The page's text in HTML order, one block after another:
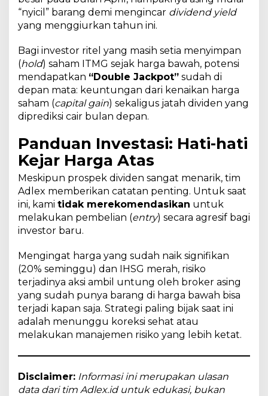
“nyicil” barang demi mengincar dividend yield
yang menggiurkan tahun ini.
Bagi investor ritel yang masih setia menyimpan
(hold) saham ITMG sejak harga bawah, potensi
mendapatkan “Double Jackpot” sudah di
depan mata: keuntungan dari kenaikan harga
saham (capital gain) sekaligus jatah dividen yang
diprediksi cair bulan depan.
Panduan Investasi: Hati-hati
Kejar Harga Atas
Meskipun prospek dividen sangat menarik, tim
Adlex memberikan catatan penting. Untuk saat
ini, kami tidak merekomendasikan untuk
melakukan pembelian (entry) secara agresif bagi
investor baru.
Mengingat harga yang sudah naik signifikan
(20% seminggu) dan IHSG merah, risiko
terjadinya aksi ambil untung oleh broker asing
yang sudah punya barang di harga bawah bisa
terjadi kapan saja. Strategi paling bijak saat ini
adalah menunggu koreksi sehat atau
melakukan manajemen risiko yang lebih ketat.
Disclaimer: Informasi ini merupakan ulasan
data dari tim Adlex.id untuk edukasi, bukan